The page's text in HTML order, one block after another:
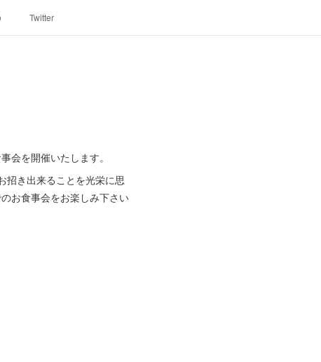
Twitter
会を開催いたします。
招き出来ることを光栄に思
お食事会をお楽しみ下さい